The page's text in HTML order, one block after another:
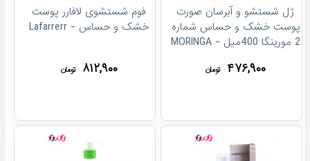
ژل شستشو و آبرسان صورت
پوست خشک و حساس شماره
2 مورینگا 400میل - MORINGA
۴۷۶,۹۰۰ تومان
فوم شستشوی لافارر پوست
خشک و حساس - Lafarrerr
۸۱۲,۹۰۰ تومان